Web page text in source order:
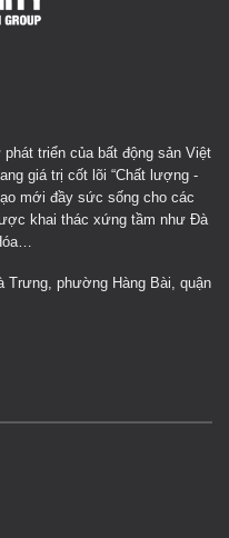
triển của bất động sản Việt
giá trị cốt lõi “Chất lượng -
mới đầy sức sống cho các
khai thác xứng tầm như Đà
Trưng, phường Hàng Bài, quận